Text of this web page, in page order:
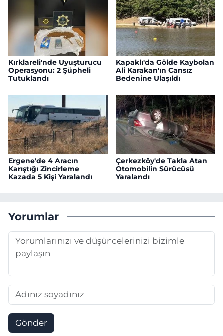
Kırklareli'nde Uyuşturucu
Operasyonu: 2 Şüpheli
Tutuklandı
Kapaklı'da Gölde Kaybolan
Ali Karakan'ın Cansız
Bedenine Ulaşıldı
Ergene'de 4 Aracın
Karıştığı Zincirleme
Kazada 5 Kişi Yaralandı
Çerkezköy'de Takla Atan
Otomobilin Sürücüsü
Yaralandı
Yorumlar
Gönder